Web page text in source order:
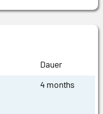
Dauer
4 months